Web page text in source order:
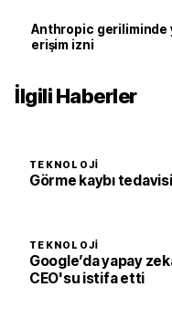
Anthropic geriliminde
erişim izni
İlgili Haberler
TEKNOLOJI
Görme kaybı
TEKNOLOJI
Google’da yapay
CEO'su istifa etti